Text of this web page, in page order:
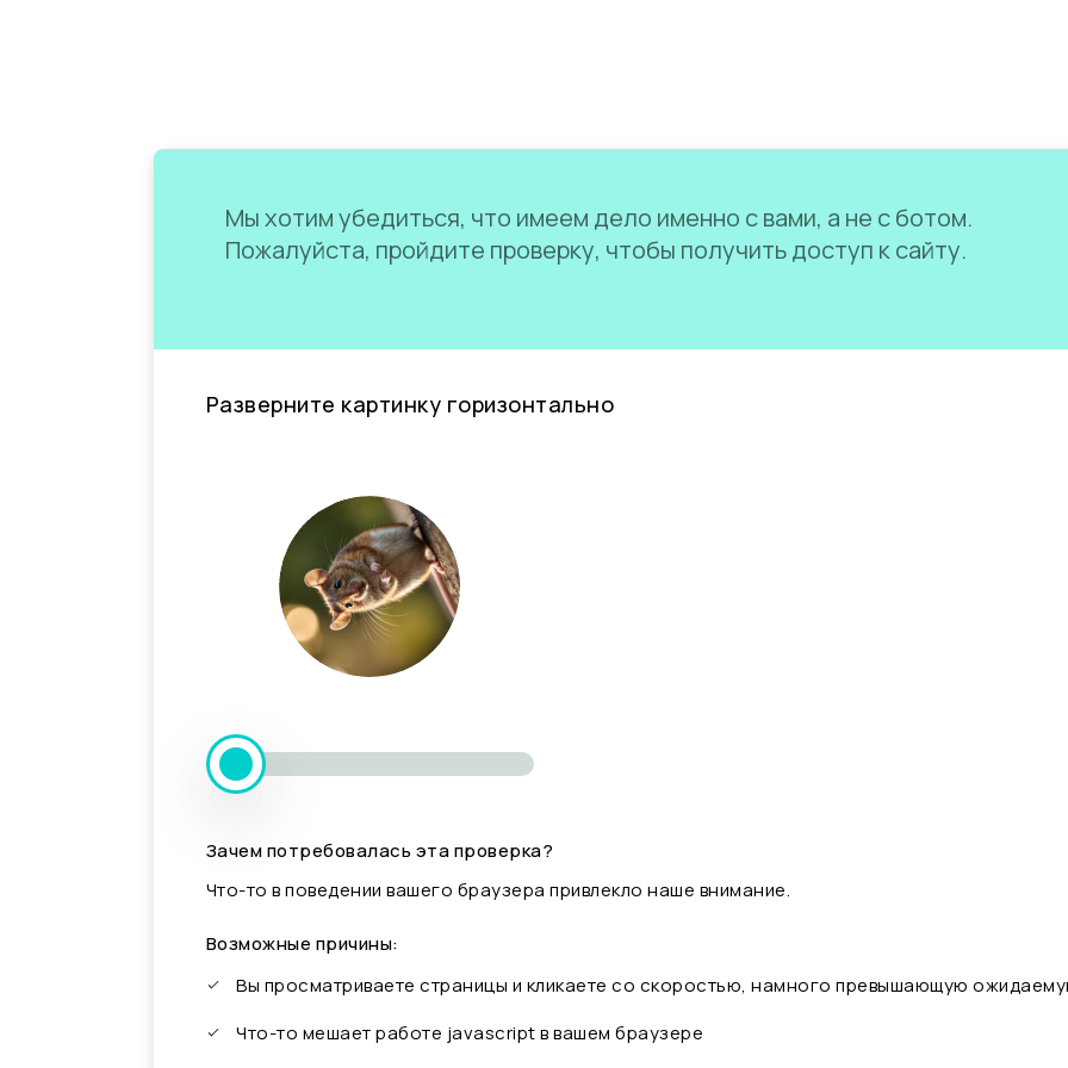
Мы хотим убедиться, что имеем дело именно с вами, а не с ботом.
Пожалуйста, пройдите проверку, чтобы получить доступ к сайту.
Разверните картинку горизонтально
Зачем потребовалась эта проверка?
Что-то в поведении вашего браузера привлекло наше внимание.
Возможные причины:
Вы просматриваете страницы и кликаете со скоростью, намного превышающую
Что-то мешает работе javascript в вашем браузере